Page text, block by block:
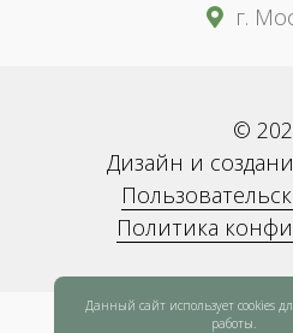
г.
©
Дизайн и
Политика
Данный сайт использует cookies
работы.